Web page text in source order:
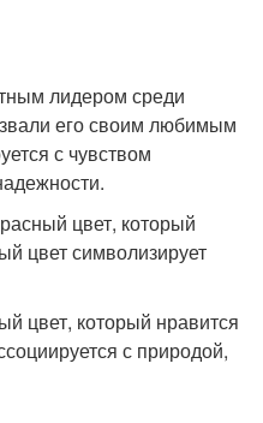
лидером среди
его своим любимым
с чувством
цвет, который
цвет символизирует
цвет, который нравится
с природой,